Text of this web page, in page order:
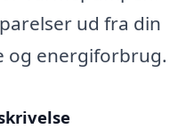
ud fra din
og energiforbrug.